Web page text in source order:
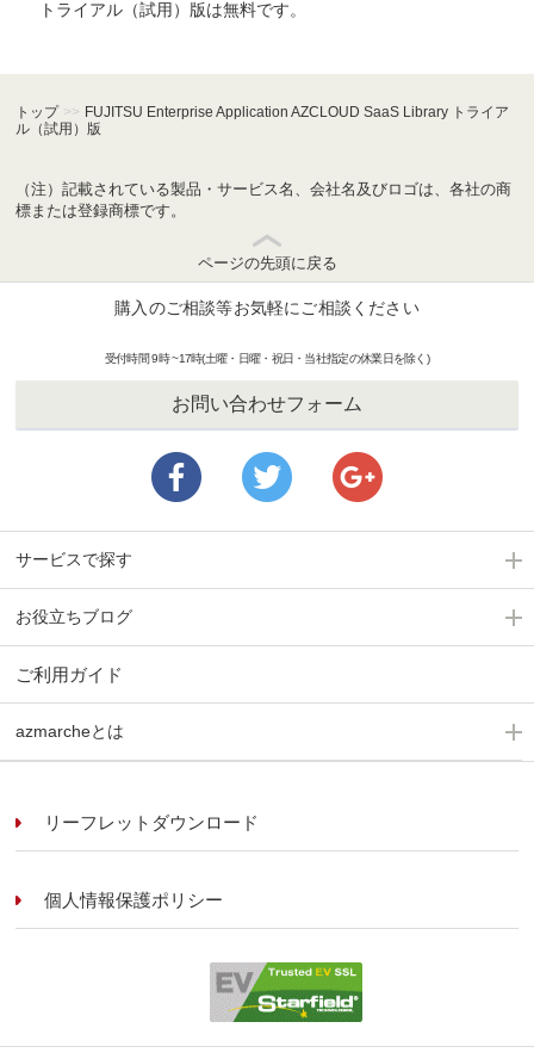
トライアル（試用）版は無料です。
トップ >> FUJITSU Enterprise Application AZCLOUD SaaS Library トライア
ル（試用）版
（注）記載されている製品・サービス名、会社名及びロゴは、各社の商
標または登録商標です。
ページの先頭に戻る
購入のご相談等お気軽にご相談ください
受付時間 9時 ~17時(土曜・日曜・祝日・当社指定の休業日を除く)
お問い合わせフォーム
サービスで探す
お役立ちブログ
ご利用ガイド
azmarcheとは
リーフレットダウンロード
個人情報保護ポリシー